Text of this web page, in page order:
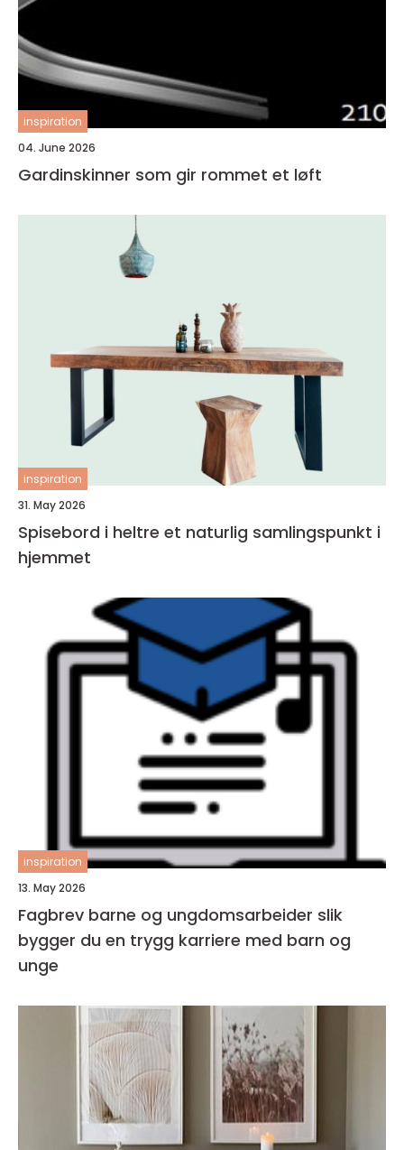
inspiration
04. June 2026
Gardinskinner som gir rommet et løft
inspiration
31. May 2026
Spisebord i heltre et naturlig samlingspunkt i
hjemmet
inspiration
13. May 2026
Fagbrev barne og ungdomsarbeider slik
bygger du en trygg karriere med barn og
unge